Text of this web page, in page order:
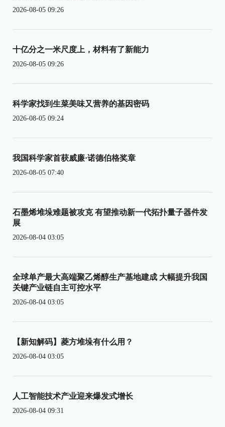
2026-08-05 09:26
十亿分之一米尺度上，材料有了新能力
2026-08-05 09:26
科学家找到生菜美味又营养的基因密码
2026-08-05 09:24
我国科学家首获威廉·诺德伯格奖章
2026-08-05 07:40
石墨烯堆垛难题被攻克 有望推动新一代拓扑量子器件发
展
2026-08-04 03:05
全球单产最大高端聚乙烯醇生产基地建成 大幅提升我国
关键产业链自主可控水平
2026-08-04 03:05
【新知解码】菱方堆垛有什么用？
2026-08-04 03:05
人工智能技术产业迎来爆发式增长
2026-08-04 09:31